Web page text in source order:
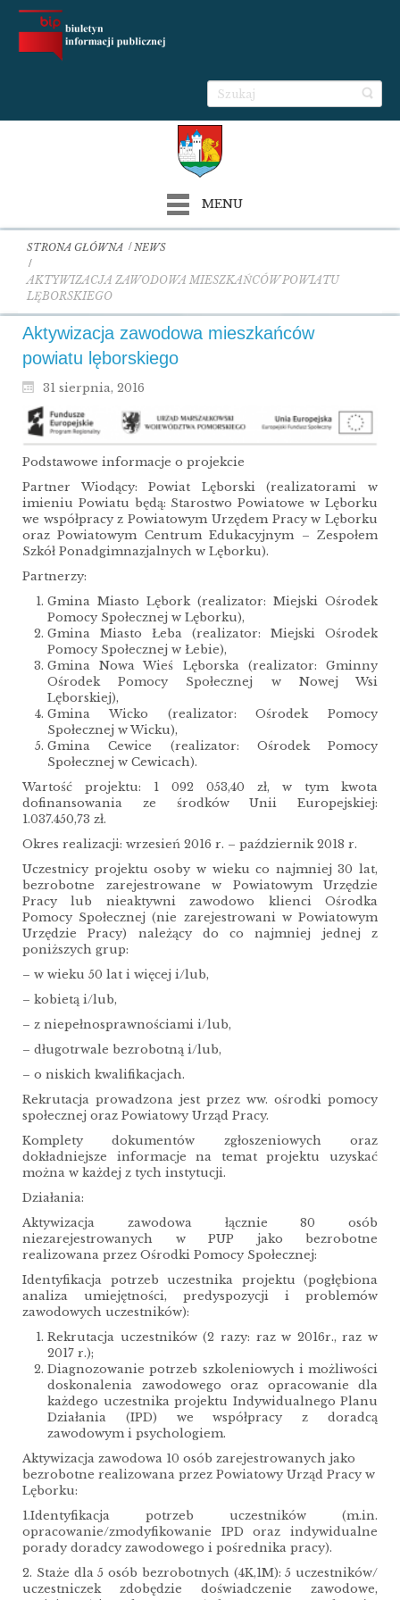
MENU
STRONA GŁÓWNA NEWS
AKTYWIZACJA ZAWODOWA MIESZKAŃCÓW POWIATU
LĘBORSKIEGO
Aktywizacja zawodowa mieszkańców
powiatu lęborskiego
31 sierpnia, 2016
Podstawowe informacje o projekcie
Partner Wiodący: Powiat Lęborski (realizatorami w
imieniu Powiatu będą: Starostwo Powiatowe w Lęborku
we współpracy z Powiatowym Urzędem Pracy w Lęborku
oraz Powiatowym Centrum Edukacyjnym – Zespołem
Szkół Ponadgimnazjalnych w Lęborku).
Partnerzy:
Gmina Miasto Lębork (realizator: Miejski Ośrodek
Pomocy Społecznej w Lęborku),
Gmina Miasto Łeba (realizator: Miejski Ośrodek
Pomocy Społecznej w Łebie),
Gmina Nowa Wieś Lęborska (realizator: Gminny
Ośrodek Pomocy Społecznej w Nowej Wsi
Lęborskiej),
Gmina Wicko (realizator: Ośrodek Pomocy
Społecznej w Wicku),
Gmina Cewice (realizator: Ośrodek Pomocy
Społecznej w Cewicach).
Wartość projektu: 1 092 053,40 zł, w tym kwota
dofinansowania ze środków Unii Europejskiej:
1.037.450,73 zł.
Okres realizacji: wrzesień 2016 r. – październik 2018 r.
Uczestnicy projektu osoby w wieku co najmniej 30 lat,
bezrobotne zarejestrowane w Powiatowym Urzędzie
Pracy lub nieaktywni zawodowo klienci Ośrodka
Pomocy Społecznej (nie zarejestrowani w Powiatowym
Urzędzie Pracy) należący do co najmniej jednej z
poniższych grup:
– w wieku 50 lat i więcej i/lub,
– kobietą i/lub,
– z niepełnosprawnościami i/lub,
– długotrwale bezrobotną i/lub,
– o niskich kwalifikacjach.
Rekrutacja prowadzona jest przez ww. ośrodki pomocy
społecznej oraz Powiatowy Urząd Pracy.
Komplety dokumentów zgłoszeniowych oraz
dokładniejsze informacje na temat projektu uzyskać
można w każdej z tych instytucji.
Działania:
Aktywizacja zawodowa łącznie 80 osób
niezarejestrowanych w PUP jako bezrobotne
realizowana przez Ośrodki Pomocy Społecznej:
Identyfikacja potrzeb uczestnika projektu (pogłębiona
analiza umiejętności, predyspozycji i problemów
zawodowych uczestników):
Rekrutacja uczestników (2 razy: raz w 2016r., raz w
2017 r.);
Diagnozowanie potrzeb szkoleniowych i możliwości
doskonalenia zawodowego oraz opracowanie dla
każdego uczestnika projektu Indywidualnego Planu
Działania (IPD) we współpracy z doradcą
zawodowym i psychologiem.
Aktywizacja zawodowa 10 osób zarejestrowanych jako
bezrobotne realizowana przez Powiatowy Urząd Pracy w
Lęborku:
1.Identyfikacja potrzeb uczestników (m.in.
opracowanie/zmodyfikowanie IPD oraz indywidualne
porady doradcy zawodowego i pośrednika pracy).
2. Staże dla 5 osób bezrobotnych (4K,1M): 5 uczestników/
uczestniczek zdobędzie doświadczenie zawodowe,